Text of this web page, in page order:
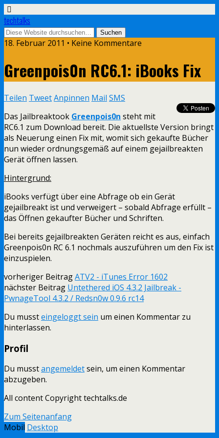
techtalks
18. Februar 2011 • Keine Kommentare
Greenpois0n RC6.1: iBooks Fix
Teilen TweetAnpinnen Mail SMS
Das Jailbreaktook Greenpois0n steht mit
RC6.1 zum Download bereit. Die aktuellste Version bringt
als Neuerung einen Fix mit, womit sich gekaufte Bücher
nun wieder ordnungsgemäß auf einem gejailbreakten
Gerät öffnen lassen.
Hintergrund:
iBooks verfügt über eine Abfrage ob ein Gerät
gejailbreakt ist und verweigert – sobald Abfrage erfüllt –
das Öffnen gekaufter Bücher und Schriften.
Bei bereits gejailbreakten Geräten reicht es aus, einfach
Greenpois0n RC 6.1 nochmals auszuführen um den Fix ist
einzuspielen.
vorheriger BeitragATV2 - iTunes Error 1602
nächster Beitrag Untethered iOS 4.3.2 Jailbreak -
PwnageTool 4.3.2 / Redsn0w 0.9.6 rc14
Du mussteingeloggt sein um einen Kommentar zu
hinterlassen.
Profil
Du musstangemeldetsein, um einen Kommentar
abzugeben.
All content Copyright techtalks.de
Zum Seitenanfang
Mobil Desktop